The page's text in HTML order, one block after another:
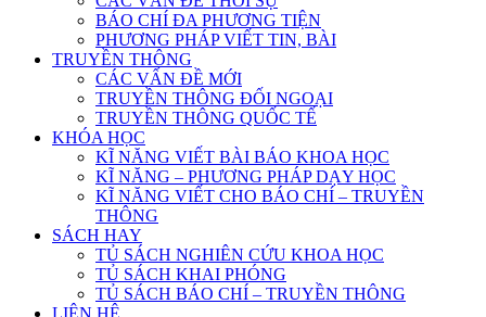
BÁO CHÍ ĐA PHƯƠNG TIỆN
PHƯƠNG PHÁP VIẾT TIN, BÀI
TRUYỀN THÔNG
CÁC VẤN ĐỀ MỚI
TRUYỀN THÔNG ĐỐI NGOẠI
TRUYỀN THÔNG QUỐC TẾ
KHÓA HỌC
KĨ NĂNG VIẾT BÀI BÁO KHOA HỌC
KĨ NĂNG – PHƯƠNG PHÁP DẠY HỌC
KĨ NĂNG VIẾT CHO BÁO CHÍ – TRUYỀN
THÔNG
SÁCH HAY
TỦ SÁCH NGHIÊN CỨU KHOA HỌC
TỦ SÁCH KHAI PHÓNG
TỦ SÁCH BÁO CHÍ – TRUYỀN THÔNG
LIÊN HỆ